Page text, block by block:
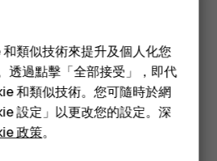
類似技術來提升及個人化您
透過點擊「全部接受」，即代
和類似技術。您可隨時於網
設定」以更改您的設定。深
政策。